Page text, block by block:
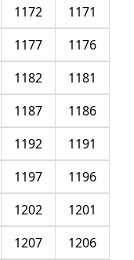
1171
1172
1176
1177
1181
1182
1186
1187
1191
1192
1196
1197
1201
1202
1206
1207